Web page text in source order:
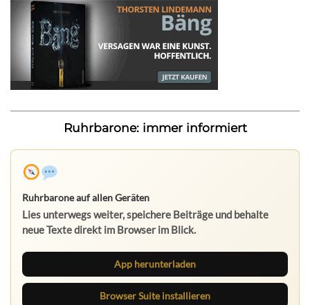
Ruhrbarone: immer informiert
Ruhrbarone auf allen Geräten
Lies unterwegs weiter, speichere Beiträge und behalte
neue Texte direkt im Browser im Blick.
App herunterladen
Browser Suite installieren